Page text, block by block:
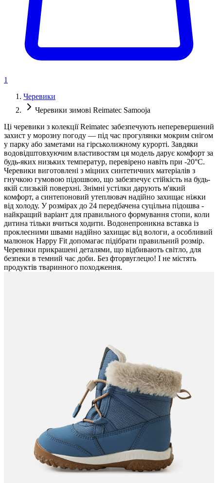
1
Черевики
Черевики зимові Reimatec Samooja
Ці черевики з колекції Reimatec забезпечують неперевершений
захист у морозну погоду — під час прогулянки мокрим снігом
у парку або заметами на гірськолижному курорті. Завдяки
водовідштовхуючим властивостям ця модель дарує комфорт за
будь-яких низьких температур, перевірено навіть при -20°C.
Черевики виготовлені з міцних синтетичних матеріалів з
гнучкою гумовою підошвою, що забезпечує стійкість на будь-
якій слизькій поверхні. Знімні устілки дарують м'який
комфорт, а синтепоновий утеплювач надійно захищає ніжки
від холоду. У розмірах до 24 передбачена суцільна підошва -
найкращий варіант для правильного формування стопи, коли
дитина тільки вчиться ходити. Водонепроникна вставка із
проклеєними швами надійно захищає від вологи, а особливий
малюнок Happy Fit допомагає підібрати правильний розмір.
Черевики прикрашені деталями, що відбивають світло, для
безпеки в темний час доби. Без фторвуглецю! І не містять
продуктів тваринного походження.